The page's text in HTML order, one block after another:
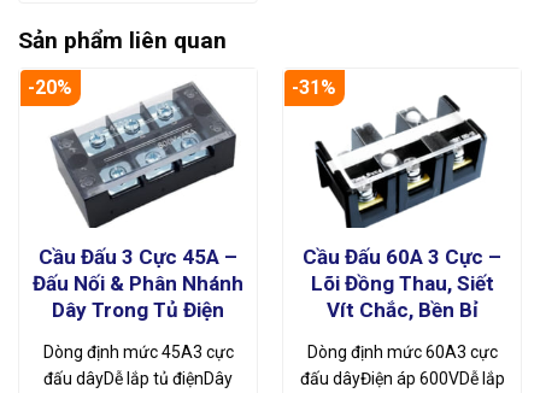
9.000₫.là:
5.200₫.
Sản phẩm liên quan
-20%
Cầu Đấu 3 Cực 45A –
Đấu Nối & Phân Nhánh
Dây Trong Tủ Điện
Dòng định mức 45A3 cực
đấu dâyDễ lắp tủ điệnDây
-31%
Cầu Đấu 60A 3 Cực –
Lõi Đồng Thau, Siết
Vít Chắc, Bền Bỉ
Dòng định mức 60A3 cực
đấu dâyĐiện áp 600VDễ lắp